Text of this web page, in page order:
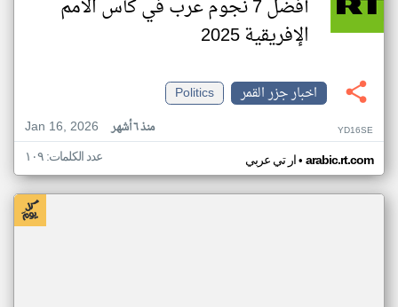
أفضل 7 نجوم عرب في كأس الأمم
الإفريقية 2025
اخبار جزر القمر
Politics
Jan 16, 2026
منذ ٦ أشهر YD16SE
ار تي عربي• arabic.rt.com عدد الكلمات: ١٠٩